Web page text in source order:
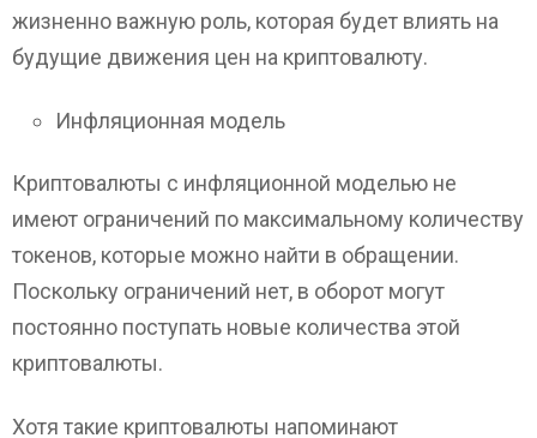
жизненно важную роль, которая будет влиять на
будущие движения цен на криптовалюту.
Инфляционная модель
Криптовалюты с инфляционной моделью не
имеют ограничений по максимальному количеству
токенов, которые можно найти в обращении.
Поскольку ограничений нет, в оборот могут
постоянно поступать новые количества этой
криптовалюты.
Хотя такие криптовалюты напоминают